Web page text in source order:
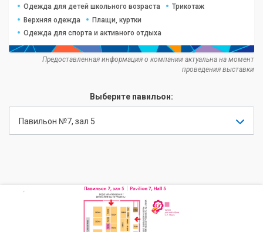
Одежда для детей школьного возраста
Трикотаж
Верхняя одежда
Плащи, куртки
Одежда для спорта и активного отдыха
Предоставленная информация о компании актуальна на момент
проведения выставки
Выберите павильон:
Павильон №7, зал 5